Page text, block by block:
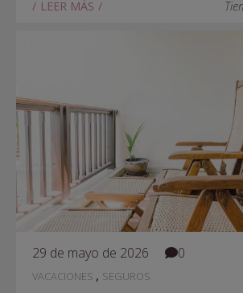
LEER MÁS
29 de mayo de 2026 0
VACACIONES , SEGUROS